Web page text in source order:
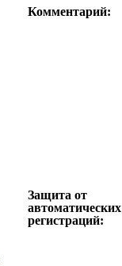
Комментарий:
Защита от
автоматических
регистраций: